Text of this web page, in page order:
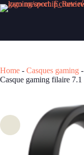
Passer
au
Home - Casques gaming -
Casque gaming filaire